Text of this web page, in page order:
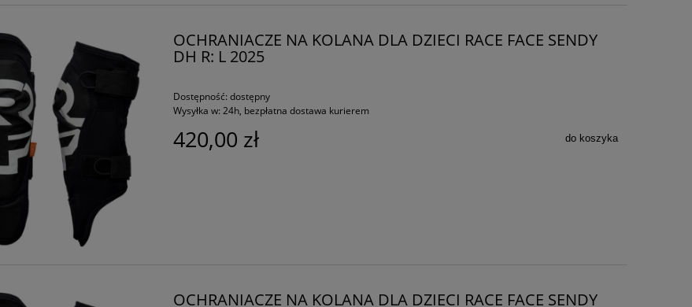
OCHRANIACZE NA KOLANA DLA DZIECI RACE FACE SENDY
DH R: L 2025
Dostępność: dostępny
Wysyłka w: 24h, bezpłatna dostawa kurierem
420,00 zł do koszyka
OCHRANIACZE NA KOLANA DLA DZIECI RACE FACE SENDY